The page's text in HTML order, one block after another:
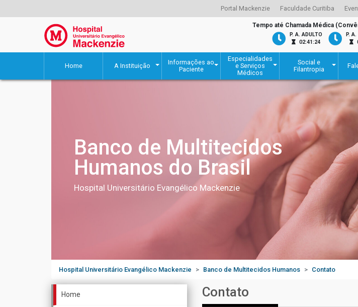
Portal Mackenzie Faculdade Curitiba
Tempo até Chamada Médica
P. A. ADULTO
02:41:24
P.
Home A Instituição
Informações ao
Paciente
Especialidades
e Serviços
Médicos
Social e
Filantropia
Banco de Multitecidos
Humanos do Brasil
Hospital Universitário Evangélico Mackenzie
Hospital Universitário Evangélico Mackenzie Banco de Multitecidos Humanos Contato
Home Contato